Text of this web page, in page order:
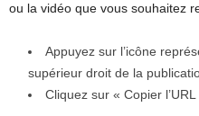
ou la vidéo que vous souhaitez
Appuyez sur l’icône
supérieur droit de la
Cliquez sur « Copier